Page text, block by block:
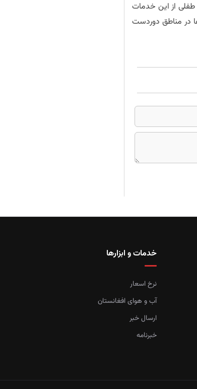
طفلی از این خدمات
در مناطق دوردست
خدمات و ابزارها
نرخ اسعار
آب و هوای افغانستان
ارسال خبر
خبرنامه